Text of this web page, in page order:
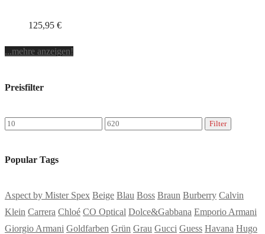
125,95 €
...mehre anzeigen!
Preisfilter
Min.
Max.
Filter
Popular Tags
Aspect by Mister Spex Beige Blau Boss Braun Burberry Calvin
Klein Carrera Chloé CO Optical Dolce&Gabbana Emporio Armani
Giorgio Armani Goldfarben Grün Grau Gucci Guess Havana Hugo